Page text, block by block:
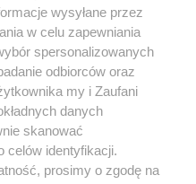
wysyłane przez
w celu zapewniania
spersonalizowanych
odbiorców oraz
my i Zaufani
danych
skanować
celów identyfikacji.
prosimy o zgodę na